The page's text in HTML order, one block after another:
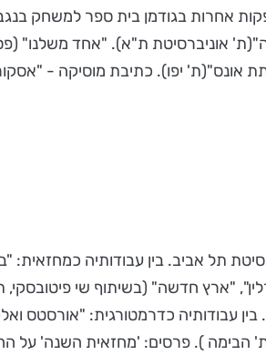
אחרות בגודמן בית ספר למשחק
אוניברסיטת ת"א). "אחד
תל אביב. בין עבודותיה
"ארץ חדשה" (בשיתוף שי
בין עבודותיה כדרמטורגית:
'מחזאית השנה' על ההצגה "אדם לא מת סתם"